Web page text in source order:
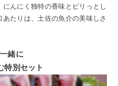
んにく独特の香味とピリっとし
たりは、土佐の魚介の美味しさ
緒に
特別セット